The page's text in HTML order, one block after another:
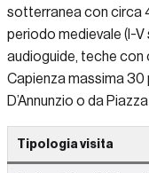
sotterranea con circa
periodo medievale (I-V
audioguide, teche con
Capienza massima 30
D’Annunzio o da
Tipologia visita